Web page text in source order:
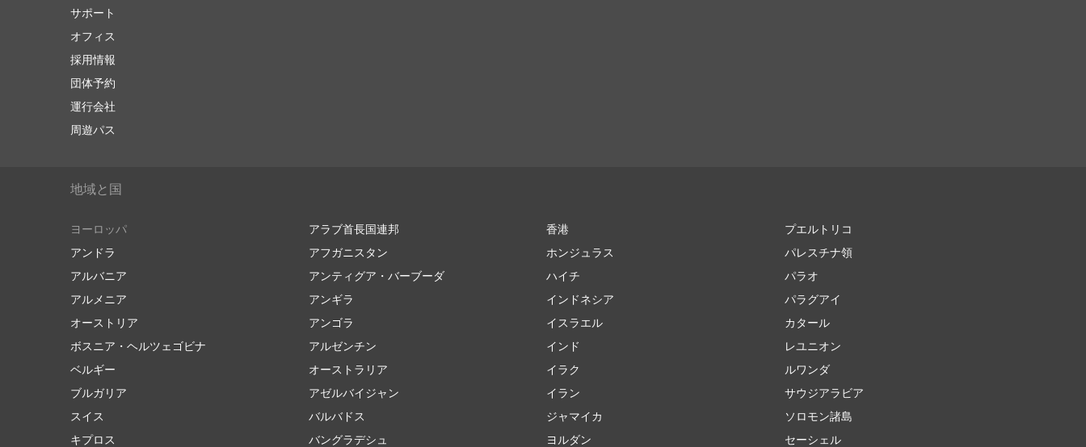
サポート
オフィス
採用情報
団体予約
運行会社
周遊パス
地域と国
ヨーロッパ
アンドラ
アルバニア
アルメニア
オーストリア
ボスニア・ヘルツェゴビナ
ベルギー
ブルガリア
スイス
キプロス
アラブ首長国連邦
アフガニスタン
アンティグア・バーブーダ
アンギラ
アンゴラ
アルゼンチン
オーストラリア
アゼルバイジャン
バルバドス
バングラデシュ
香港
ホンジュラス
ハイチ
インドネシア
イスラエル
インド
イラク
イラン
ジャマイカ
ヨルダン
プエルトリコ
パレスチナ領
パラオ
パラグアイ
カタール
レユニオン
ルワンダ
サウジアラビア
ソロモン諸島
セーシェル